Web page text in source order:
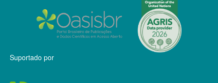
Suportado por